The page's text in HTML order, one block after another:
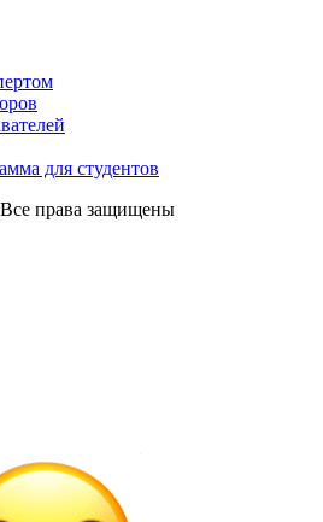
для студентов
права защищены